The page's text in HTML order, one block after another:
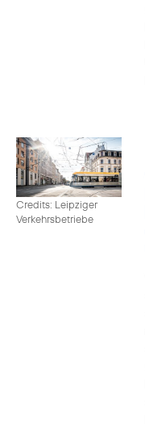
Credits: Leipziger
Verkehrsbetriebe